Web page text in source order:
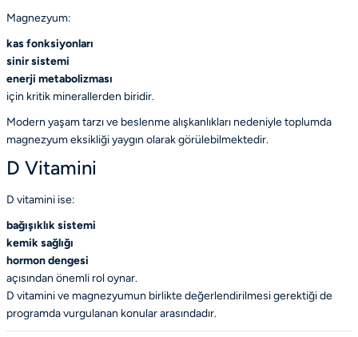
Magnezyum:
kas fonksiyonları
sinir sistemi
enerji metabolizması
için kritik minerallerden biridir.
Modern yaşam tarzı ve beslenme alışkanlıkları nedeniyle toplumda
magnezyum eksikliği yaygın olarak görülebilmektedir.
D Vitamini
D vitamini ise:
bağışıklık sistemi
kemik sağlığı
hormon dengesi
açısından önemli rol oynar.
D vitamini ve magnezyumun birlikte değerlendirilmesi gerektiği de
programda vurgulanan konular arasındadır.